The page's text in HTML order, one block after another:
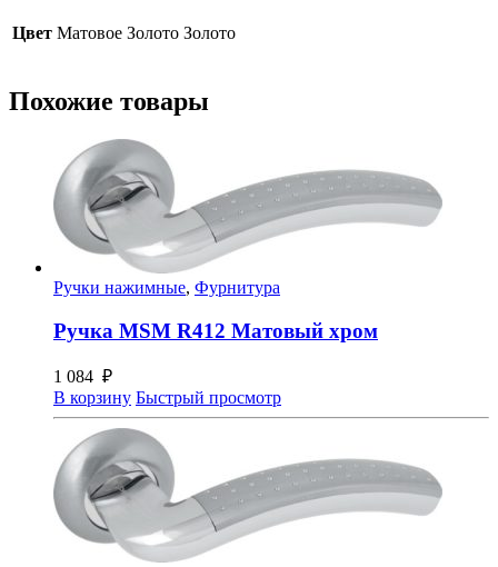
Золото
Цвет Матовое Золото Золото
Похожие товары
Ручки нажимные, Фурнитура
Ручка MSM R412 Матовый хром
1 084 ₽
В корзину Быстрый просмотр